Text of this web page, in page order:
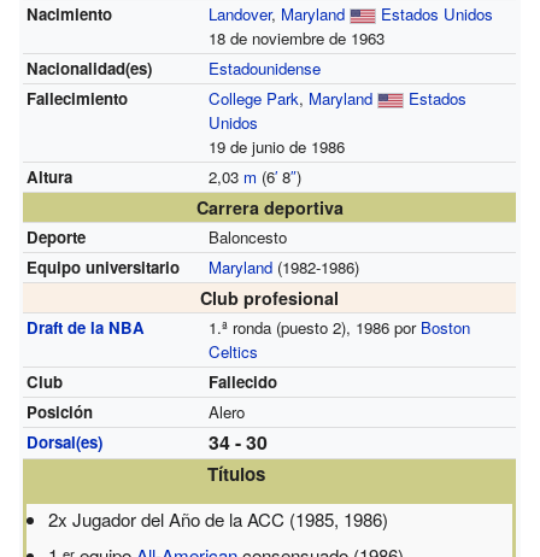
Nacimiento
Landover, Maryland
Estados Unidos
18 de noviembre de 1963
Nacionalidad(es)
Estadounidense
Fallecimiento
College Park, Maryland
Estados
Unidos
19 de junio de 1986
Altura
2,03 m (6′8″)
Carrera deportiva
Deporte
Baloncesto
Equipo universitario
Maryland(1982-1986)
Club profesional
Draft de la NBA 1.ª ronda (puesto 2), 1986 por Boston
Celtics
Club
Fallecido
Posición
Alero
Dorsal(es)
34 - 30
Títulos
2x Jugador del Año de la ACC (1985, 1986)
er